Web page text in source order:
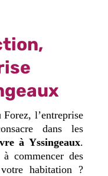
l’entreprise
dans les
à Yssingeaux.
commencer des
habitation ?